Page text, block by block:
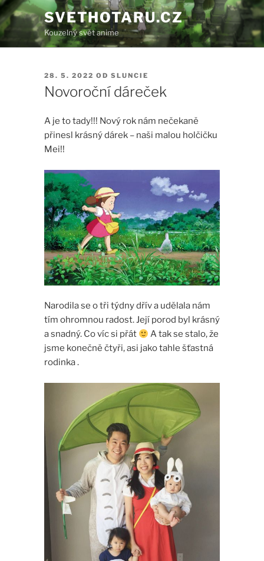
Přejít
k
obsahu
webu
SVETHOTARU.CZ
Kouzelný svět anime
PUBLIKOVÁNO
28. 5. 2022 OD SLUNCIE
Novoroční dáreček
A je to tady!!! Nový rok nám nečekaně
přinesl krásný dárek – naši malou holčičku
Mei!!
Narodila se o tři týdny dřív a udělala nám
tím ohromnou radost. Její porod byl krásný
a snadný. Co víc si přát
A tak se stalo, že
jsme konečně čtyři, asi jako tahle šťastná
rodinka .